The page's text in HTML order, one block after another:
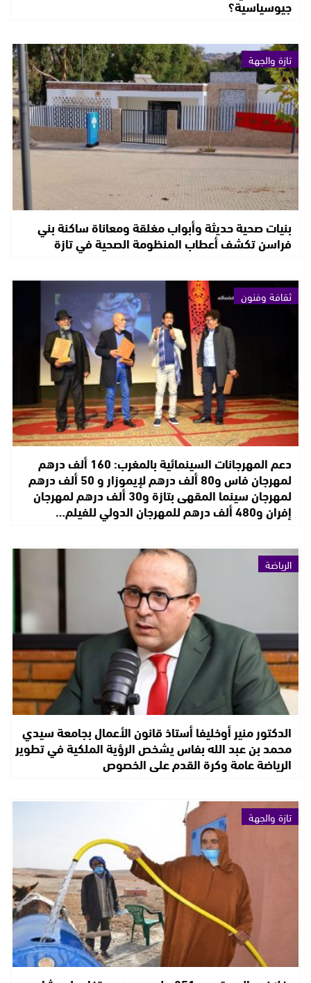
جيوسياسية؟
تازة والجهة
بنيات صحية حديثة وأبواب مغلقة ومعاناة ساكنة بني
فراسن تكشف أعطاب المنظومة الصحية في تازة
ثقافة وفنون
دعم المهرجانات السينمائية بالمغرب: 160 ألف درهم
لمهرجان فاس و80 ألف درهم لإيموزار و 50 ألف درهم
لمهرجان سينما المقهى بتازة و30 ألف درهم لمهرجان
إفران و480 ألف درهم للمهرجان الدولي للفيلم…
الرياضة
الدكتور منير أوخليفا أستاذ قانون الأعمال بجامعة سيدي
محمد بن عبد الله بفاس يشخص الرؤية الملكية في تطوير
الرياضة عامة وكرة القدم على الخصوص
تازة والجهة